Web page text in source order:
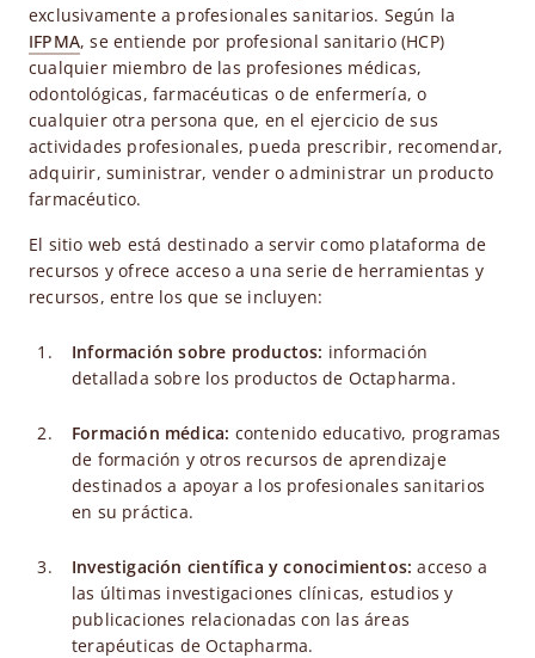
exclusivamente a profesionales sanitarios. Según la
IFPMA, se entiende por profesional sanitario (HCP)
cualquier miembro de las profesiones médicas,
odontológicas, farmacéuticas o de enfermería, o
cualquier otra persona que, en el ejercicio de sus
actividades profesionales, pueda prescribir, recomendar,
adquirir, suministrar, vender o administrar un producto
farmacéutico.
El sitio web está destinado a servir como plataforma de
recursos y ofrece acceso a una serie de herramientas y
recursos, entre los que se incluyen:
Información sobre productos: información
detallada sobre los productos de Octapharma.
Formación médica: contenido educativo, programas
de formación y otros recursos de aprendizaje
destinados a apoyar a los profesionales sanitarios
en su práctica.
Investigación científica y conocimientos:acceso a
las últimas investigaciones clínicas, estudios y
publicaciones relacionadas con las áreas
terapéuticas de Octapharma.